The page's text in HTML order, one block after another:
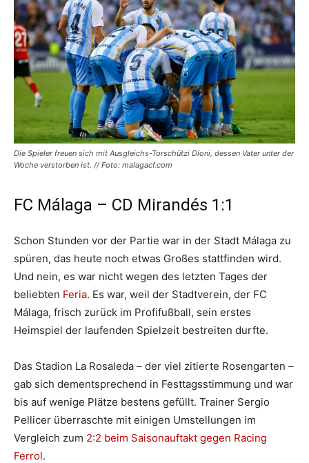
Die Spieler freuen sich mit Ausgleichs-Torschützi Dioni, dessen Vater unter der
Woche verstorben ist. // Foto: malagacf.com
FC Málaga – CD Mirandés 1:1
Schon Stunden vor der Partie war in der Stadt Málaga zu
spüren, das heute noch etwas Großes stattfinden wird.
Und nein, es war nicht wegen des letzten Tages der
beliebten Feria. Es war, weil der Stadtverein, der FC
Málaga, frisch zurück im Profifußball, sein erstes
Heimspiel der laufenden Spielzeit bestreiten durfte.
Das Stadion La Rosaleda – der viel zitierte Rosengarten –
gab sich dementsprechend in Festtagsstimmung und war
bis auf wenige Plätze bestens gefüllt. Trainer Sergio
Pellicer überraschte mit einigen Umstellungen im
Vergleich zum 2:2 beim Saisonauftakt gegen Racing
Ferrol.